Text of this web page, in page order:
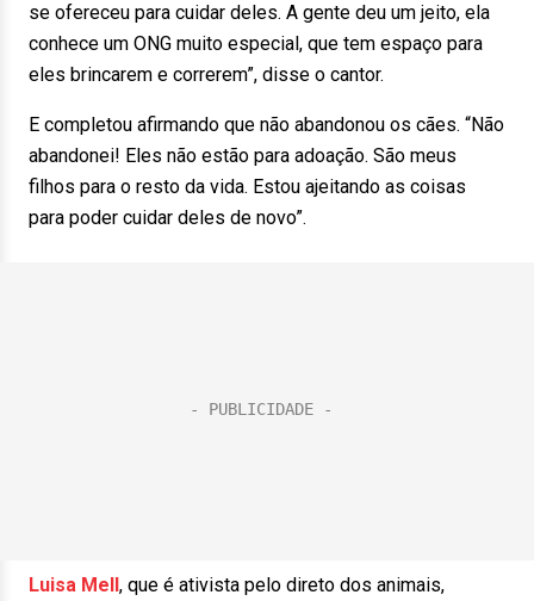
se ofereceu para cuidar deles. A gente deu um jeito, ela
conhece um ONG muito especial, que tem espaço para
eles brincarem e correrem”, disse o cantor.
E completou afirmando que não abandonou os cães. “Não
abandonei! Eles não estão para adoação. São meus
filhos para o resto da vida. Estou ajeitando as coisas
para poder cuidar deles de novo”.
Luisa Mell, que é ativista pelo direto dos animais,